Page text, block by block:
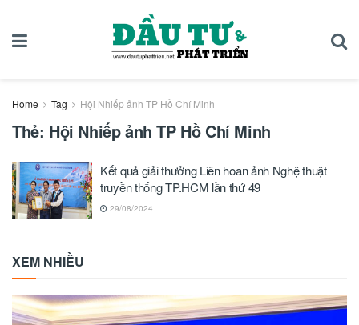
Home Tag Hội Nhiếp ảnh TP Hồ Chí Minh
Thẻ: Hội Nhiếp ảnh TP Hồ Chí Minh
Kết quả giải thưởng Liên hoan ảnh Nghệ thuật
truyền thống TP.HCM lần thứ 49
29/08/2024
XEM NHIỀU